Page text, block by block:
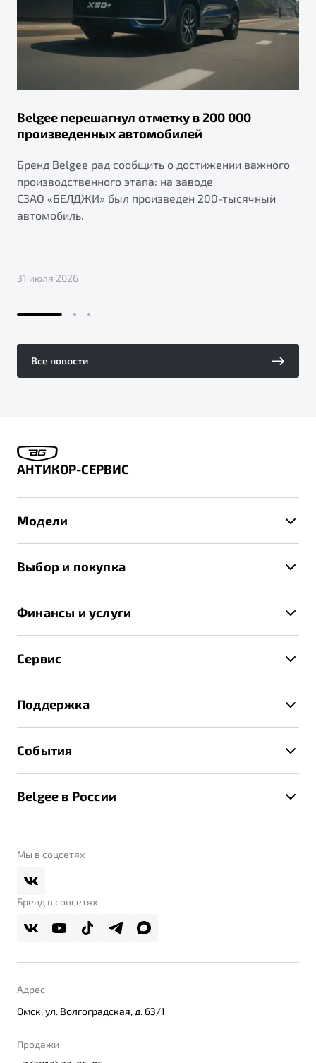
Belgee перешагнул отметку в 200 000
произведенных автомобилей
Бренд Belgee рад сообщить о достижении важного
производственного этапа: на заводе
СЗАО «БЕЛДЖИ» был произведен 200-тысячный
автомобиль.
31 июля 2026
Все новости
АНТИКОР-СЕРВИС
Модели
X70
Выбор и покупка
Записаться на тест-драйв
Получить предложение
Финансы и услуги
Страхование
Расчет КАСКО
Сервис
Техническое обслуживание
Калькулятор ТО
Поддержка
Помощь на дорогах
Belgee Линк
Реферальная программа
События
Belgee в России
О дилерском центре
Правовая информация
Мы в соцсетях
Бренд в соцсетях
Адрес
Омск, ул. Волгоградская, д. 63/1
Продажи